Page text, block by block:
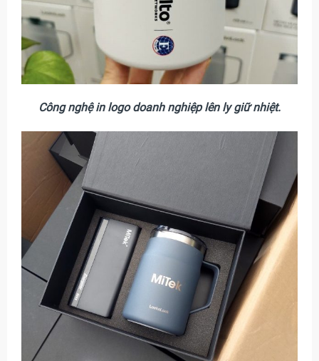
Công nghệ in logo doanh nghiệp lên ly giữ nhiệt.